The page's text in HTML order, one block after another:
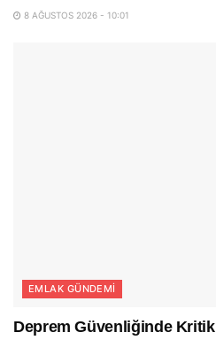
8 AĞUSTOS 2026 - 10:01
EMLAK GÜNDEMI
Deprem Güvenliğinde Kritik